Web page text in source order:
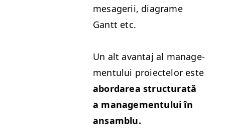
mesagerii, dia­grame
Gantt etc.
Un alt avan­taj al man­age­
men­tu­lui proiectelor este
abor­darea struc­turată
a man­age­men­tu­lui în
ansamblu.